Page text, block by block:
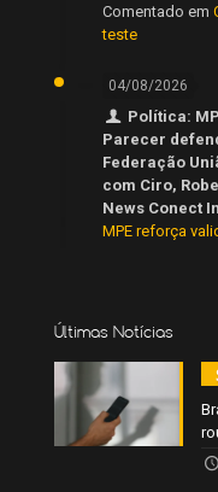
Comentado em
teste
04/08/2026
Política:
Parecer
Federação
com Ciro,
News Conect
MPE reforça
Últimas Notícias